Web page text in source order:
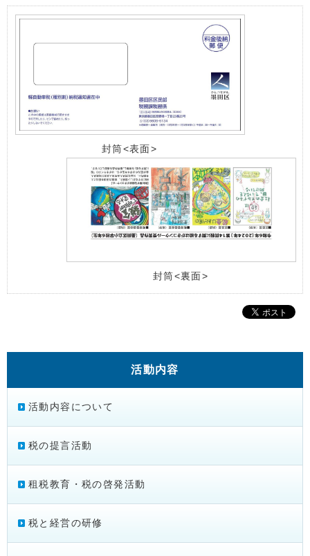
封筒<表面>
封筒<裏面>
活動内容
活動内容について
税の提言活動
租税教育・税の啓発活動
税と経営の研修